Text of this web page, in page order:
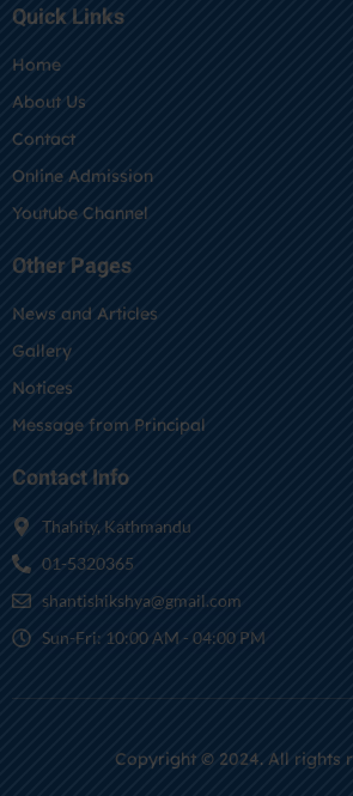
Quick Links
Home
About Us
Contact
Online Admission
Youtube Channel
Other Pages
News and Articles
Gallery
Notices
Message from Principal
Contact Info
Thahity, Kathmandu
01-5320365
shantishikshya@gmail.com
Sun-Fri: 10:00 AM - 04:00 PM
Copyright © 2024. All rights